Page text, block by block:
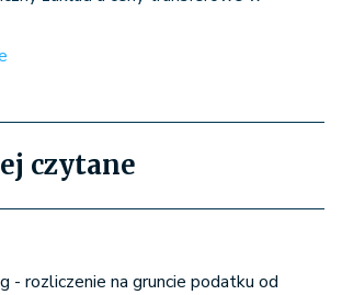
czytane
- rozliczenie na gruncie podatku od